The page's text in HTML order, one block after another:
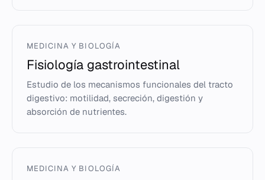
MEDICINA Y BIOLOGÍA
Fisiología gastrointestinal
Estudio de los mecanismos funcionales del tracto
digestivo: motilidad, secreción, digestión y
absorción de nutrientes.
MEDICINA Y BIOLOGÍA